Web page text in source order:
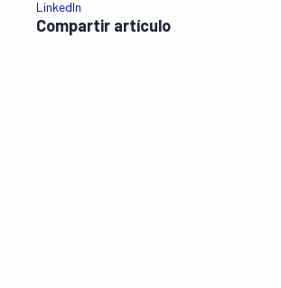
Compartir artículo